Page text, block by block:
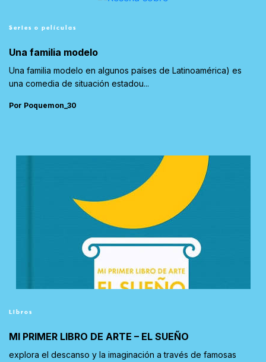
Series o películas
Una familia modelo
Una familia modelo en algunos países de Latinoamérica) es
una comedia de situación estadou...
Por Poquemon_30
Libros
MI PRIMER LIBRO DE ARTE – EL SUEÑO
explora el descanso y la imaginación a través de famosas